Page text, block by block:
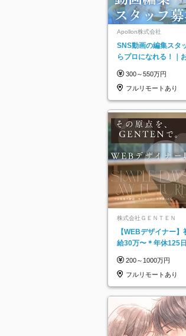
Apollon株式会社
SNS動画の編集スタ
らプロになれる！｜
300～550万円
フルリモートあり
株式会社ＧＥＮＴＥＮ
【WEBデザイナー
給30万〜＊年休125
200～1000万円
フルリモートあり